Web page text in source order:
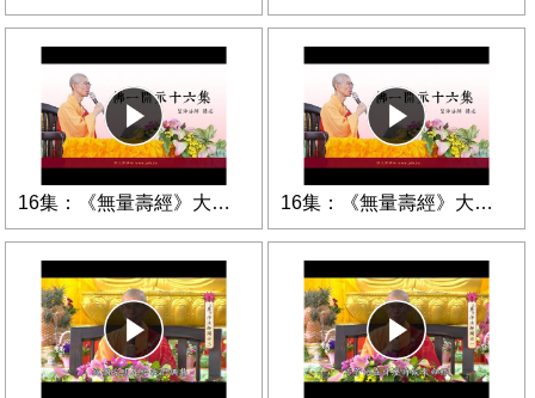
16集：《無量壽經》大意第18講 16集：《無量壽經》大意第17講